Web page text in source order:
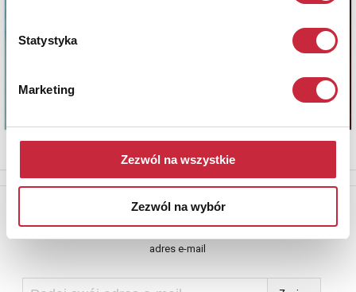
Statystyka
Marketing
Zezwól na wszystkie
Zezwól na wybór
Newsletter
adres e-mail